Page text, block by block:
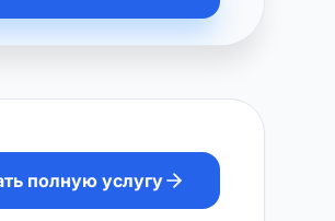
полную услугу